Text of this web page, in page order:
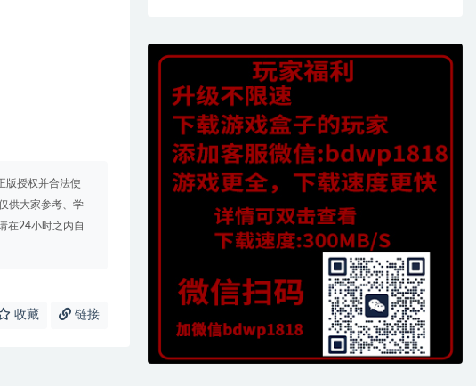
版授权并合法使
供大家参考、学
在24小时之内自
收藏 链接